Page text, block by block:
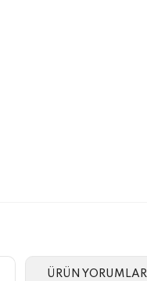
ÜRÜN YORUMLARI